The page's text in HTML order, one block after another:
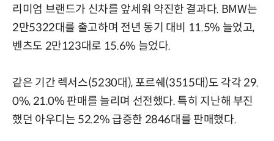
리미엄 브랜드가 신차를 앞세워 약진한 결과다. BMW는
2만5322대를 출고하며 전년 동기 대비 11.5% 늘었고,
벤츠도 2만123대로 15.6% 늘었다.
같은 기간 렉서스(5230대), 포르쉐(3515대)도 각각 29.
0%, 21.0% 판매를 늘리며 선전했다. 특히 지난해 부진
했던 아우디는 52.2% 급증한 2846대를 판매했다.